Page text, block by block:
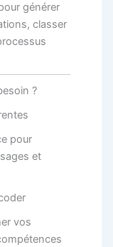
générer
classer
?
pour
et
vos